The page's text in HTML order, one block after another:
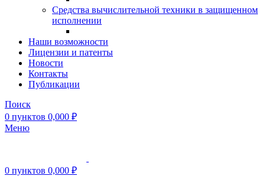
Средства вычислительной техники в защищенном
исполнении
Наши возможности
Лицензии и патенты
Новости
Контакты
Публикации
Поиск
0 пунктов 0,000 ₽
Меню
0 пунктов 0,000 ₽